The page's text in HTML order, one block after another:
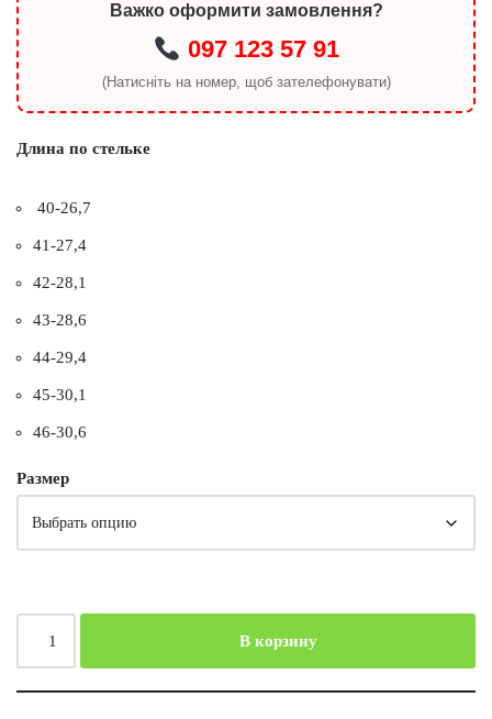
Важко оформити замовлення?
097 123 57 91
(Натисніть на номер, щоб зателефонувати)
Длина по стельке
40-26,7
41-27,4
42-28,1
43-28,6
44-29,4
45-30,1
46-30,6
Размер
В корзину